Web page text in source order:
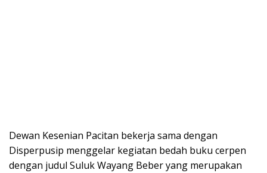
Dewan Kesenian Pacitan bekerja sama dengan
Disperpusip menggelar kegiatan bedah buku cerpen
dengan judul Suluk Wayang Beber yang merupakan